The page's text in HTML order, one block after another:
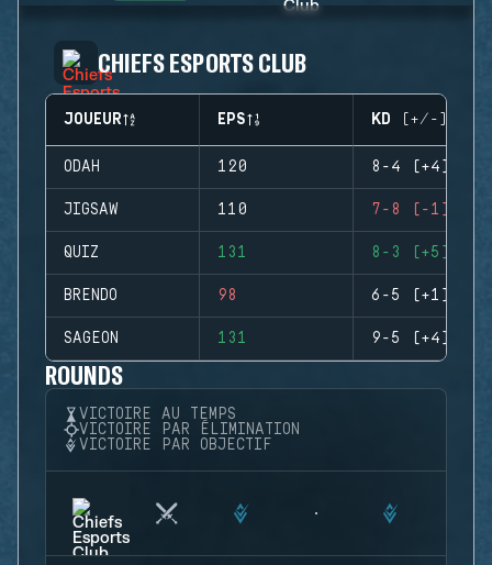
CHIEFS ESPORTS CLUB
JOUEUR EPS KD (+/-)
ODAH 120 8-4 (+4)
JIGSAW 110 7-8 (-1)
QUIZ 131 8-3 (+5)
BRENDO 98 6-5 (+1)
SAGEON 131 9-5 (+4)
ROUNDS
VICTOIRE AU TEMPS
VICTOIRE PAR ÉLIMINATION
VICTOIRE PAR OBJECTIF